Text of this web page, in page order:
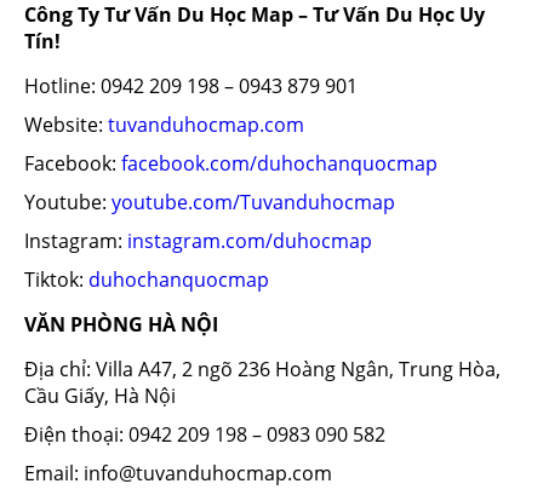
Công Ty Tư Vấn Du Học Map – Tư Vấn Du Học Uy
Tín!
Hotline: 0942 209 198 – 0943 879 901
Website: tuvanduhocmap.com
Facebook: facebook.com/duhochanquocmap
Youtube: youtube.com/Tuvanduhocmap
Instagram: instagram.com/duhocmap
Tiktok: duhochanquocmap
VĂN PHÒNG HÀ NỘI
Địa chỉ: Villa A47, 2 ngõ 236 Hoàng Ngân, Trung Hòa,
Cầu Giấy, Hà Nội
Điện thoại: 0942 209 198 – 0983 090 582
Email: info@tuvanduhocmap.com